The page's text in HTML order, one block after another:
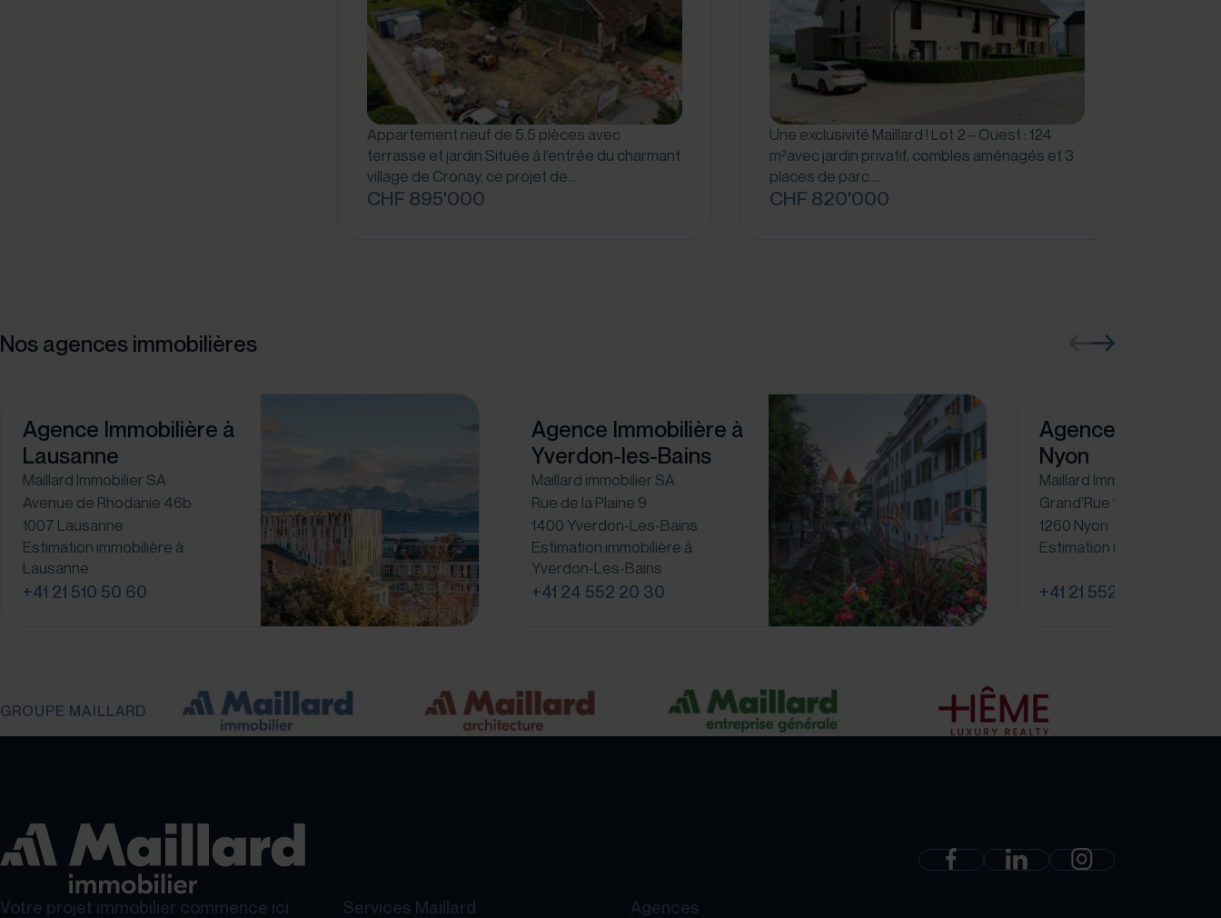
Appartement neuf de 5.5 pièces avec
terrasse et jardin Située à l’entrée du charmant
village de Cronay, ce projet de…
CHF 895'000
Une exclusivité Maillard ! Lot 2 – Ouest : 124
m²avec jardin privatif, combles aménagés et 3
places de parc.…
CHF 820'000
Nos agences immobilières
Agence Immobilière à
Lausanne
Maillard Immobilier SA
Avenue de Rhodanie 46b
1007 Lausanne
Estimation immobilière à
Lausanne
+41 21 510 50 60
Agence Immobilière à
Yverdon-les-Bains
Maillard immobilier SA
Rue de la Plaine 9
1400 Yverdon-Les-Bains
Estimation immobilière à
Yverdon-Les-Bains
+41 24 552 20 30
Agence
Nyon
Maillard Immobilier SA
Grand’Rue 15
1260 Nyon
Estimation immobilière à
+41 21 552 41 40
GROUPE MAILLARD
Votre projet immobilier commence ici Services Maillard Agences